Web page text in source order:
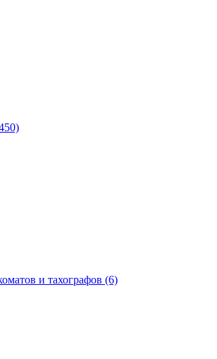
и тахографов (6)